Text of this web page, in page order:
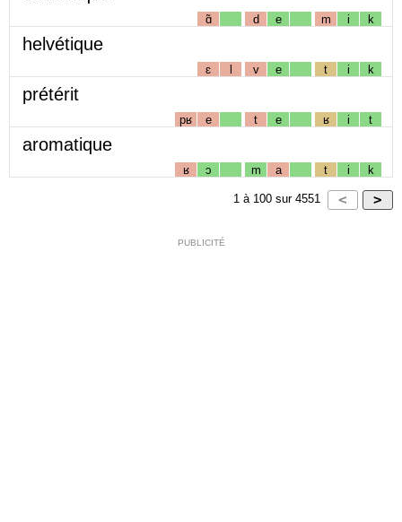
ɑ̃ d e m i k
helvétique
ɛ l v e t i k
prétérit
pʁ e t e ʁ i t
aromatique
ʁ ɔ m a t i k
1 à 100 sur 4551
PUBLICITÉ